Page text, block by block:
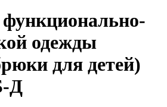
одежды
для детей)
Д